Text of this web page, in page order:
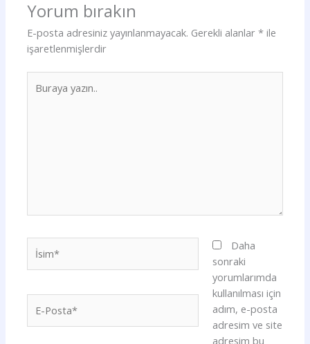
Yorum bırakın
E-posta adresiniz yayınlanmayacak. Gerekli alanlar* ile
işaretlenmişlerdir
yazın..
Posta*
Daha
sonraki
yorumlarımda
kullanılması için
adım, e-posta
adresim ve site
adresim bu